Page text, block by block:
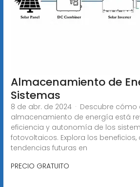
Almacenamiento de
Sistemas
8 de abr. de 2024 · Descubre cómo
almacenamiento de energía está
eficiencia y autonomía de los
fotovoltaicos. Explora los
tendencias futuras en
PRECIO GRATUITO